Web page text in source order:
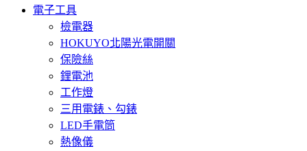
電子工具
檢電器
HOKUYO北陽光電開關
保險絲
鋰電池
工作燈
三用電錶、勾錶
LED手電筒
熱像儀